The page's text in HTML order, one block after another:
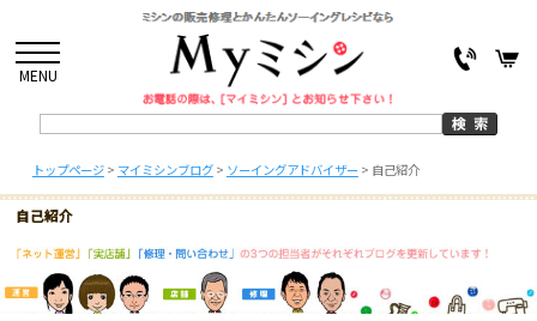
MENU
トップページ> マイミシンブログ> ソーイングアドバイザー> 自己紹介
自己紹介